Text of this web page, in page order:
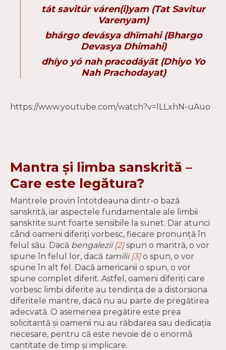
tát savitúr váren(i)yam (Tat Savitur
Varenyam)
bhárgo devásya dhīmahi (Bhargo
Devasya Dhimahi)
dhíyo yó nah pracodáyāt (Dhiyo Yo
Nah Prachodayat)
https://www.youtube.com/watch?v=lLLxhN-uAuo
Mantra și limba sanskrită –
Care este legătura?
Mantrele provin întotdeauna dintr-o bază
sanskrită, iar aspectele fundamentale ale limbii
sanskrite sunt foarte sensibile la sunet. Dar atunci
când oameni diferiți vorbesc, fiecare pronunță în
felul său. Dacă bengalezii [2] spun o mantră, o vor
spune în felul lor, dacă tamilii [3]o spun, o vor
spune în alt fel. Dacă americanii o spun, o vor
spune complet diferit. Astfel, oameni diferiți care
vorbesc limbi diferite au tendința de a distorsiona
diferitele mantre, dacă nu au parte de pregătirea
adecvată. O asemenea pregătire este prea
solicitantă și oamenii nu au răbdarea sau dedicația
necesare, pentru că este nevoie de o enormă
cantitate de timp și implicare.